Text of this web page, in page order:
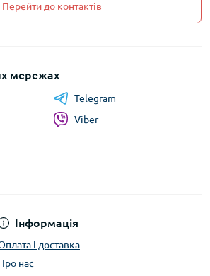
Перейти до контактів
Інформація
і доставка
нас
мережах
Telegram
Viber